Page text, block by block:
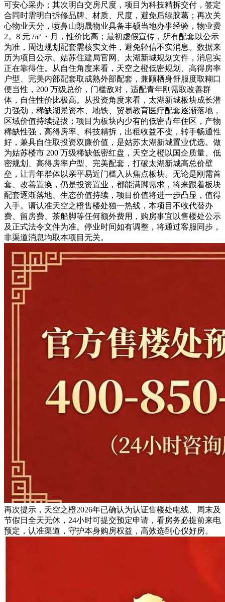
可安心采办；其次明白交房尺度，项目为科技精拆交付，签定
合同时需明白拆修品牌、材质、尺度，避免后续胶葛；再次关
心物业天分，喷鼻山朗晟物业具备丰硕当地办事经验，物业费
2。8 元 /㎡・月，性价比高；最初虚假宣传，所有配套以公示
为准，周边规划配套需核实文件，避免轻信不实消息。数据来
历为项目公示、姑苏住建局官网、太湖新城规划文件，消息实
正在靠得住。从自住角度来看，天空之橙低密规划、高得房率
户型、完美内部配套取成熟外部配套，兼顾栖身舒服度取糊口
便当性，200 万级总价，门槛敌对，适配青年刚需取改善群
体，自住性价比极高。从投资角度来看，太湖新城板块成长潜
力强劲，稀缺湖景资本、地铁、贸易教育医疗配套逐渐落地，
区域价值持续提拔；项目为板块内少有的低密青年住区，产物
稀缺性强，高得房率、科技精拆，出租收益不变，转手畅通性
好，兼具自住取投资双廉价值，是姑苏太湖新城置业优选。做
为姑苏楼市 200 万级稀缺低密红盘，天空之橙以国企质量、低
密规划、高得房率户型、完美配套，打破太湖新城高总价壁
垒，让青年群体以亲平易近门槛入从焦点板块。无论是刚需首
套、改善置换，仍是投资置业，都能满脚需求，将来跟着板块
配套逐渐落地、生态价值持续，项目价值将进一步凸显，值得
入手。请认准天空之橙售楼处独一热线，本项目不收代替办
费、留房费、茶船脚等任何额外费用，购房事宜以售楼处公示
及正式法令文件为准。停业时间如有调整，将通过客服同步，
非渠道消息均取本项目无关。
再次提示，天空之橙2026年已确认为认证售楼处电线、周末及
节假日全天无休，24小时可提交预定申请，看房务必提前来电
预定，认准渠道，守护本身购房权益，高效选到心仪好房。